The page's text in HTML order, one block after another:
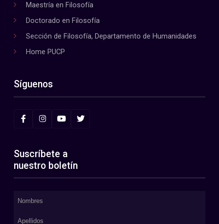
Maestría en Filosofía
Doctorado en Filosofía
Sección de Filosofía, Departamento de Humanidades
Home PUCP
Síguenos
Suscríbete a
nuestro boletín